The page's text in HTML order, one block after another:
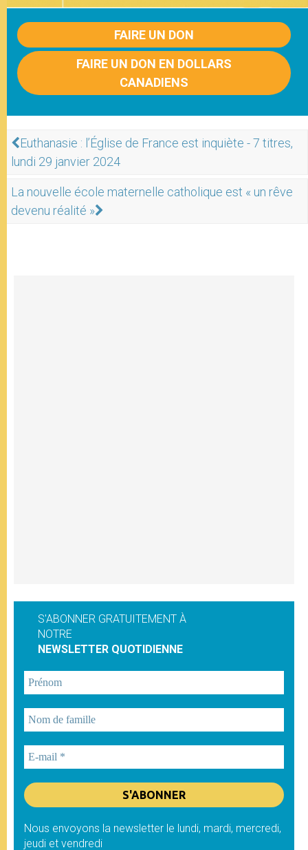
FAIRE UN DON
FAIRE UN DON EN DOLLARS
CANADIENS
Euthanasie : l’Église de France est inquiète - 7 titres,
lundi 29 janvier 2024
La nouvelle école maternelle catholique est « un rêve
devenu réalité »
S'ABONNER GRATUITEMENT À
NOTRE
NEWSLETTER QUOTIDIENNE
Nous envoyons la newsletter le lundi, mardi, mercredi,
jeudi et vendredi